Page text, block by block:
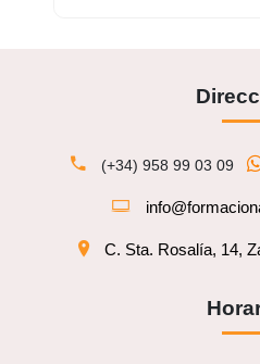
(+34) 958 99 03 09
C. Sta. Rosalía, 14,